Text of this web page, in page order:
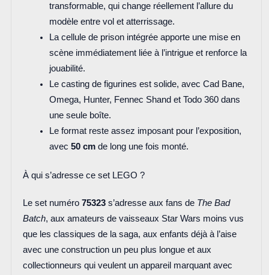
transformable, qui change réellement l’allure du
modèle entre vol et atterrissage.
La cellule de prison intégrée apporte une mise en
scène immédiatement liée à l’intrigue et renforce la
jouabilité.
Le casting de figurines est solide, avec Cad Bane,
Omega, Hunter, Fennec Shand et Todo 360 dans
une seule boîte.
Le format reste assez imposant pour l’exposition,
avec 50 cmde long une fois monté.
À qui s’adresse ce set LEGO ?
Le set numéro 75323s’adresse aux fans de The Bad
Batch, aux amateurs de vaisseaux Star Wars moins vus
que les classiques de la saga, aux enfants déjà à l’aise
avec une construction un peu plus longue et aux
collectionneurs qui veulent un appareil marquant avec